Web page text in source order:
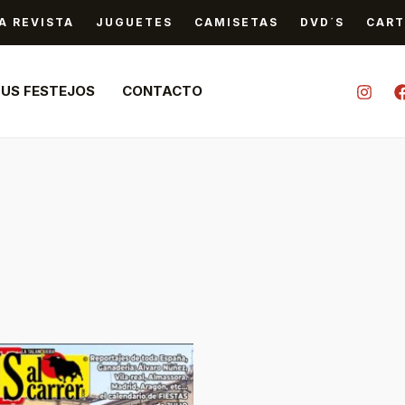
REVISTA JUGUETES CAMISETAS DVD´S
FESTEJOS CONTACTO